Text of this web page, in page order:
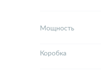
Мощность
Коробка